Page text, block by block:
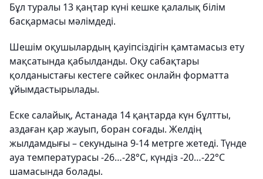
Бұл туралы 13 қаңтар күні кешке қалалық білім
басқармасы мәлімдеді.
Шешім оқушылардың қауіпсіздігін қамтамасыз ету
мақсатында қабылданды. Оқу сабақтары
қолданыстағы кестеге сәйкес онлайн форматта
ұйымдастырылады.
Еске салайық, Астанада 14 қаңтарда күн бұлтты,
аздаған қар жауып, боран соғады. Желдің
жылдамдығы – секундына 9-14 метрге жетеді. Түнде
ауа температурасы -26…-28°С, күндіз -20…-22°С
шамасында болады.